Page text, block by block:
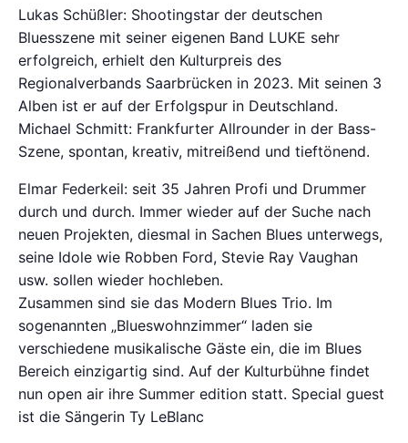
Lukas Schüßler: Shootingstar der deutschen
Bluesszene mit seiner eigenen Band LUKE sehr
erfolgreich, erhielt den Kulturpreis des
Regionalverbands Saarbrücken in 2023. Mit seinen 3
Alben ist er auf der Erfolgspur in Deutschland.
Michael Schmitt: Frankfurter Allrounder in der Bass-
Szene, spontan, kreativ, mitreißend und tieftönend.
Elmar Federkeil: seit 35 Jahren Profi und Drummer
durch und durch. Immer wieder auf der Suche nach
neuen Projekten, diesmal in Sachen Blues unterwegs,
seine Idole wie Robben Ford, Stevie Ray Vaughan
usw. sollen wieder hochleben.
Zusammen sind sie das Modern Blues Trio. Im
sogenannten „Blueswohnzimmer“ laden sie
verschiedene musikalische Gäste ein, die im Blues
Bereich einzigartig sind. Auf der Kulturbühne findet
nun open air ihre Summer edition statt. Special guest
ist die Sängerin Ty LeBlanc